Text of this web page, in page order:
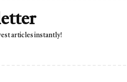
articles instantly!